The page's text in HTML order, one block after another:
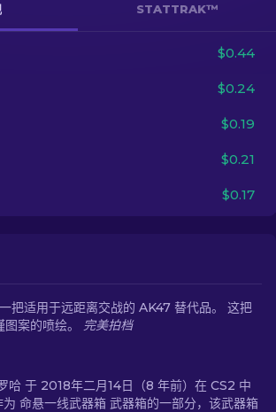
STATTRAK™
$0.44
$0.24
$0.19
$0.21
$0.17
把适用于远距离交战的 AK47 替代品。 这把
案的喷绘。
完美拍档
哈 于 2018年二月14日（8 年前）在 CS2 中
命悬一线武器箱 武器箱的一部分，该武器箱